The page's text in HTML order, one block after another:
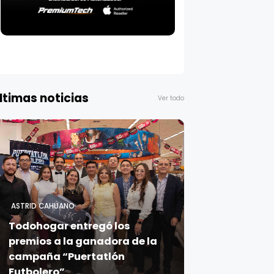
noticias Ver todo
ASTRID CAHUANO
Todohogar entregó los
premios a la ganadora de la
campaña “Puertatlón